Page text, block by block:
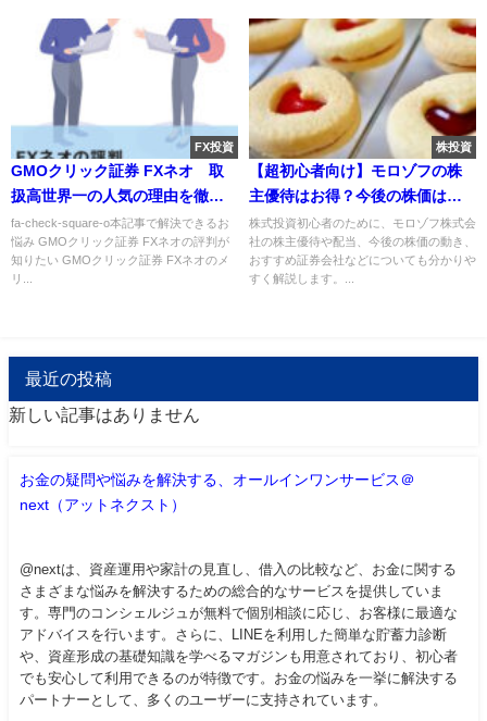
FX投資
GMOクリック証券 FXネオ 取
扱高世界一の人気の理由を徹底
分析
fa-check-square-o本記事で解決できるお
悩み GMOクリック証券 FXネオの評判が
知りたい GMOクリック証券 FXネオのメ
リ...
株投資
【超初心者向け】モロゾフの株
主優待はお得？今後の株価はど
うなる？
株式投資初心者のために、モロゾフ株式会
社の株主優待や配当、今後の株価の動き、
おすすめ証券会社などについても分かりや
すく解説します。...
最近の投稿
新しい記事はありません
お金の疑問や悩みを解決する、オールインワンサービス＠
next（アットネクスト）
@nextは、資産運用や家計の見直し、借入の比較など、お金に関する
さまざまな悩みを解決するための総合的なサービスを提供していま
す。専門のコンシェルジュが無料で個別相談に応じ、お客様に最適な
アドバイスを行います。さらに、LINEを利用した簡単な貯蓄力診断
や、資産形成の基礎知識を学べるマガジンも用意されており、初心者
でも安心して利用できるのが特徴です。お金の悩みを一挙に解決する
パートナーとして、多くのユーザーに支持されています。